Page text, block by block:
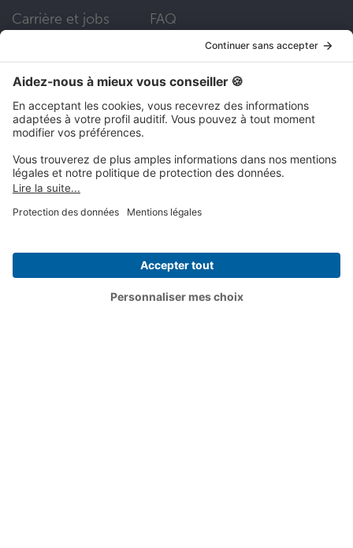
Carrière et jobs
FAQ
Nos services
Divers
Devenir partenaire
Social Media
Contactez nous au :
09 74 99 99 99